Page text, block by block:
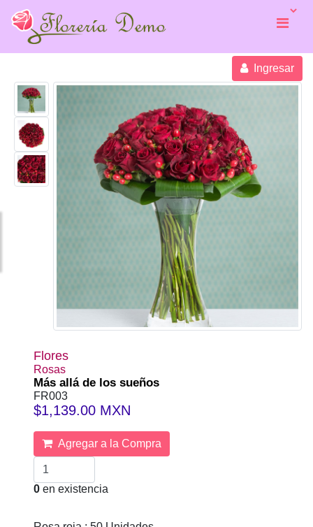
Ingresar
Flores
Rosas
Más allá de los sueños
FR003
$1,139.00 MXN
Agregar a la Compra
0en existencia